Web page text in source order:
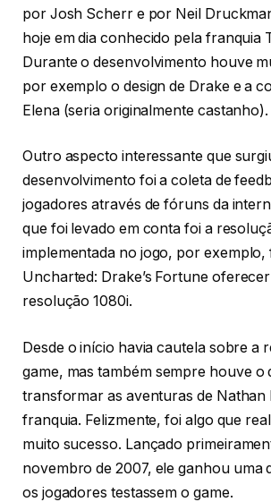
por Josh Scherr e por Neil
hoje em dia conhecido pela franquia
Durante o desenvolvimento houve
por exemplo o design de Drake e a
Elena (seria originalmente castanho).
Outro aspecto interessante que
desenvolvimento foi a coleta de
jogadores através de fóruns da
que foi levado em conta foi a
implementada no jogo, por exemplo,
Uncharted: Drake’s Fortune
resolução 1080i.
Desde o início havia cautela sobre a
game, mas também sempre houve o
transformar as aventuras de Nathan
franquia. Felizmente, foi algo que
muito sucesso. Lançado
novembro de 2007, ele ganhou uma
os jogadores testassem o game.